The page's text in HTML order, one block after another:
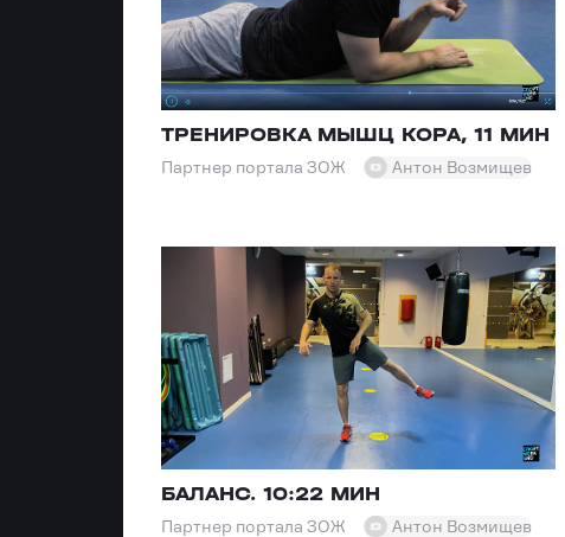
ТРЕНИРОВКА МЫШЦ КОРА, 11 МИН
Партнер портала ЗОЖ Антон Возмищев
БАЛАНС. 10:22 МИН
Партнер портала ЗОЖ Антон Возмищев